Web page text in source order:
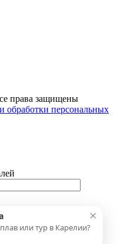
права защищены
обработки персональных
×
или тур в Карелии?